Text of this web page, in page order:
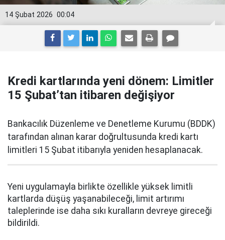
00:04
14 Şubat 2026
Kredi kartlarında yeni dönem: Limitler
15 Şubat’tan itibaren değişiyor
Bankacılık Düzenleme ve Denetleme Kurumu (BDDK)
tarafından alınan karar doğrultusunda kredi kartı
limitleri 15 Şubat itibarıyla yeniden hesaplanacak.
Yeni uygulamayla birlikte özellikle yüksek limitli
kartlarda düşüş yaşanabileceği, limit artırımı
taleplerinde ise daha sıkı kuralların devreye gireceği
bildirildi.